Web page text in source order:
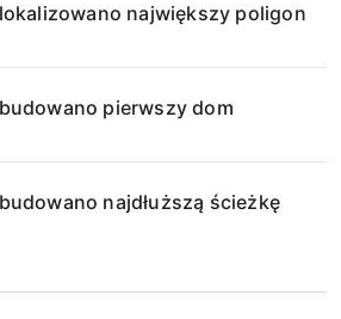
największy poligon
pierwszy dom
najdłuższą ścieżkę